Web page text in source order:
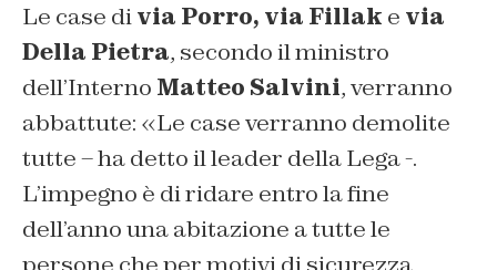
Le case divia Porro, via Fillak e via
Della Pietra, secondo il ministro
dell’Interno Matteo Salvini, verranno
abbattute: «Le case verranno demolite
tutte – ha detto il leader della Lega -.
L’impegno è di ridare entro la fine
dell’anno una abitazione a tutte le
persone che per motivi di sicurezza